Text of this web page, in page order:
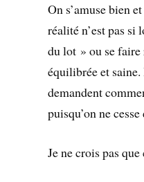
On s’amuse bien
réalité n’est pas si
du lot » ou se faire
équilibrée et saine.
demandent
puisqu’on ne
Je ne crois pas